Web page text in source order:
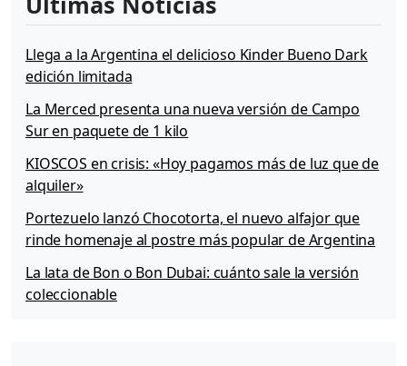
c
a
r
Llega a la Argentina el delicioso Kinder Bueno Dark
edición limitada
La Merced presenta una nueva versión de Campo
Sur en paquete de 1 kilo
KIOSCOS en crisis: «Hoy pagamos más de luz que de
alquiler»
Portezuelo lanzó Chocotorta, el nuevo alfajor que
rinde homenaje al postre más popular de Argentina
La lata de Bon o Bon Dubai: cuánto sale la versión
coleccionable